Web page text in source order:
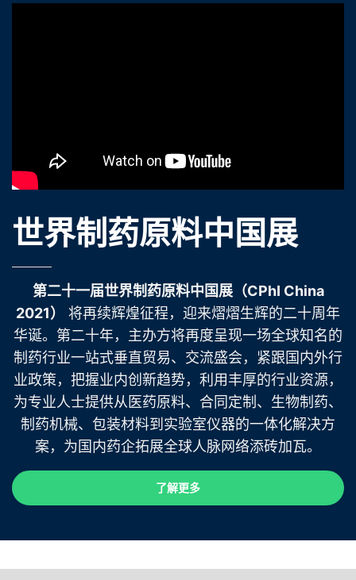
世界制药原料中国展
第二十一届世界制药原料中国展（CPhI China
2021）
将再续辉煌征程，迎来熠熠生辉的二十周年
华诞。第二十年，主办方将再度呈现一场全球知名的
制药行业一站式垂直贸易、交流盛会，紧跟国内外行
业政策，把握业内创新趋势，利用丰厚的行业资源，
为专业人士提供从医药原料、合同定制、生物制药、
制药机械、包装材料到实验室仪器的一体化解决方
案，为国内药企拓展全球人脉网络添砖加瓦。
了解更多
了解更多